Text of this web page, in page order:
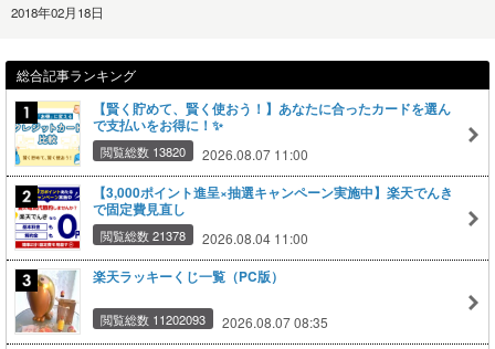
2018年02月18日
総合記事ランキング
【賢く貯めて、賢く使おう！】あなたに合ったカードを選ん
で支払いをお得に！✨
閲覧総数 13820 2026.08.07 11:00
【3,000ポイント進呈×抽選キャンペーン実施中】楽天でんき
で固定費見直し
閲覧総数 21378 2026.08.04 11:00
楽天ラッキーくじ一覧（PC版）
閲覧総数 11202093 2026.08.07 08:35